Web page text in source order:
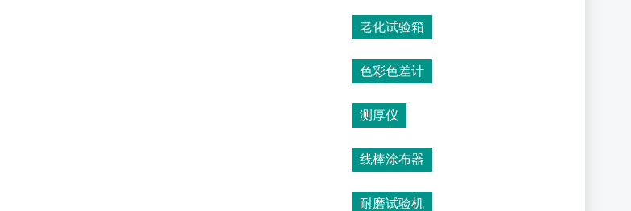
老化试验箱
色彩色差计
测厚仪
线棒涂布器
耐磨试验机